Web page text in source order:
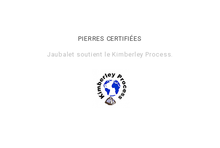
PIERRES CERTIFIÉES
Jaubalet soutient le Kimberley Process.